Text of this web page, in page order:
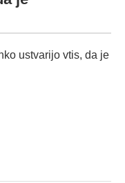
ustvarijo vtis, da je